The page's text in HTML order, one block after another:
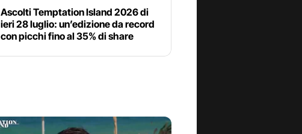
Ascolti Temptation Island 2026 di
ieri 28 luglio: un’edizione da record
con picchi fino al 35% di share